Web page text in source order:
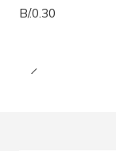
B/.0.30